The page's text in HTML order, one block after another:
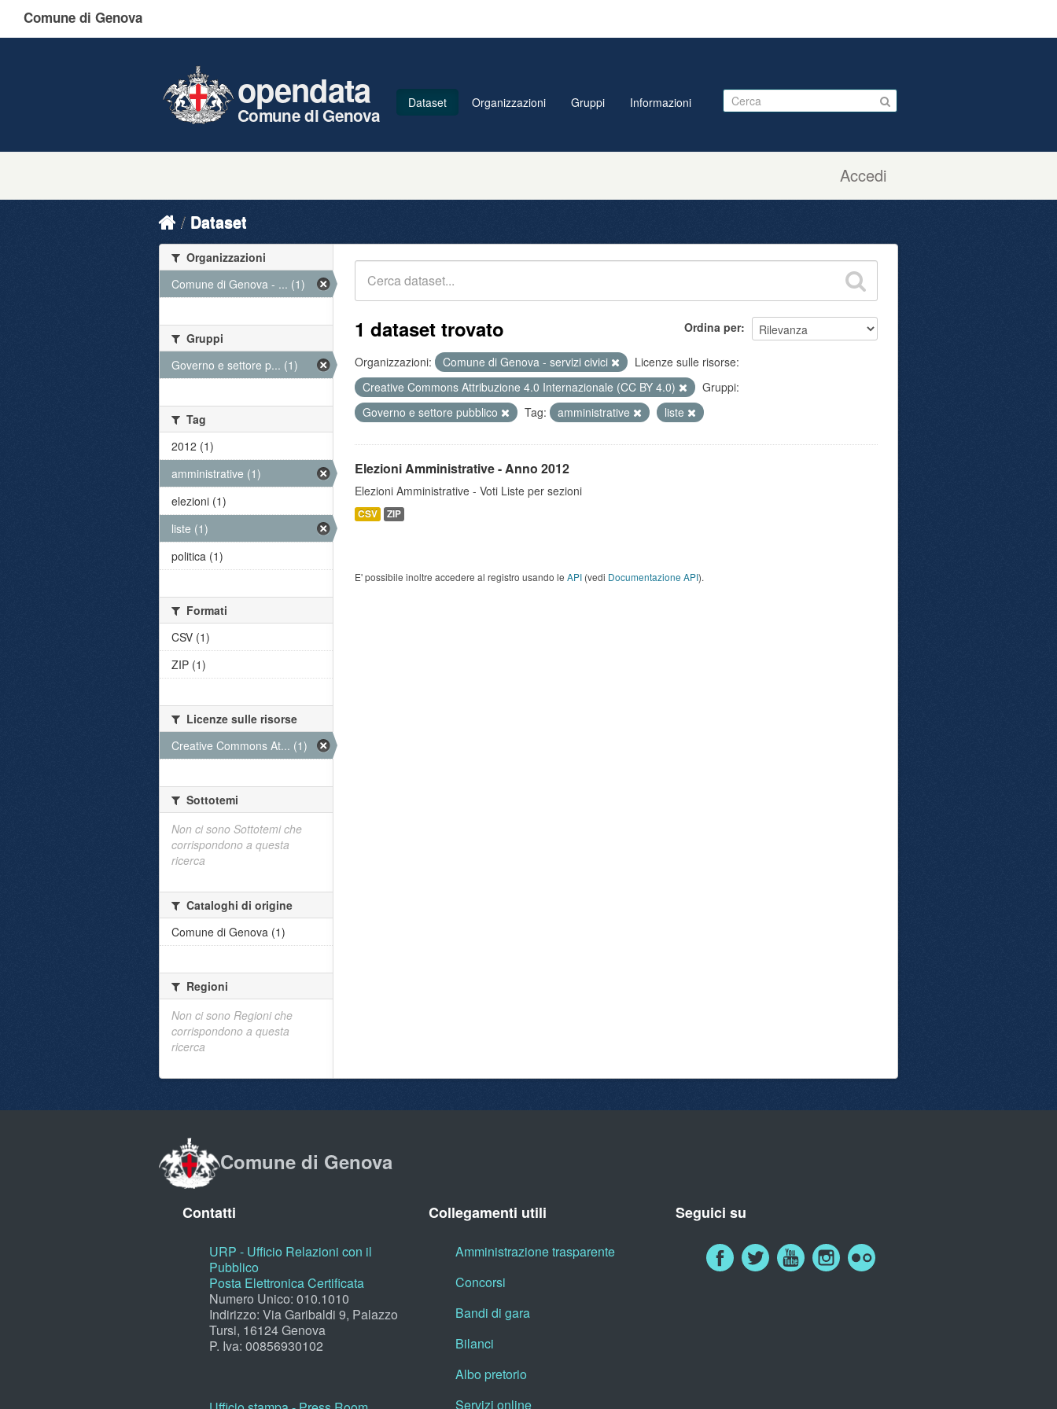
Comune di Genova
Accedi
opendata
Comune di Genova
Dataset Organizzazioni Gruppi Informazioni
Dataset
Ordina per
1 dataset trovato
Organizzazioni: Comune di Genova - servizi civici
Licenze sulle risorse:
Creative Commons Attribuzione 4.0 Internazionale (CC BY 4.0)
Gruppi:
Governo e settore pubblico
Tag: amministrative liste
Elezioni Amministrative - Anno 2012
Elezioni Amministrative - Voti Liste per sezioni
CSV ZIP
E' possibile inoltre accedere al registro usando le API (vedi Documentazione API).
Organizzazioni
Comune di Genova - ... (1)
Gruppi
Governo e settore p... (1)
Tag
2012 (1)
amministrative (1)
elezioni (1)
liste (1)
politica (1)
Formati
CSV (1)
ZIP (1)
Licenze sulle risorse
Creative Commons At... (1)
Sottotemi
Non ci sono Sottotemi che
corrispondono a questa
ricerca
Cataloghi di origine
Comune di Genova (1)
Regioni
Non ci sono Regioni che
corrispondono a questa
ricerca
Comune di Genova
Contatti
URP - Ufficio Relazioni con il
Pubblico
Posta Elettronica Certificata
Numero Unico: 010.1010
Indirizzo: Via Garibaldi 9, Palazzo
Tursi, 16124 Genova
P. Iva: 00856930102
Collegamenti utili
Amministrazione trasparente
Concorsi
Bandi di gara
Bilanci
Albo pretorio
Servizi online
Seguici su